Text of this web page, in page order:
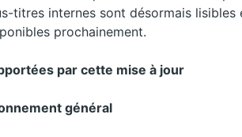
titres internes sont désormais
prochainement.
par cette mise à jour
général